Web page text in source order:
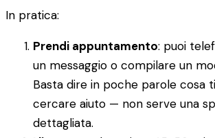
In pratica:
Prendi appuntamento: puoi
un messaggio o compilare un
Basta dire in poche parole cosa
cercare aiuto — non serve una
dettagliata.